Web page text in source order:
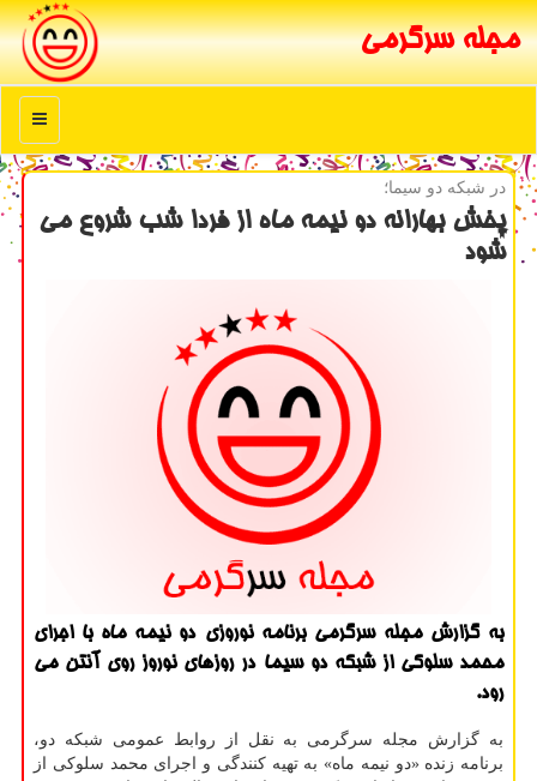
مجله سرگرمی
منو
در شبكه دو سیما؛
پخش بهارانه دو نیمه ماه از فردا شب شروع می
شود
به گزارش مجله سرگرمی برنامه نوروزی دو نیمه ماه با اجرای
محمد سلوكی از شبكه دو سیما در روزهای نوروز روی آنتن می
رود.
به گزارش مجله سرگرمی به نقل از روابط عمومی شبكه دو،
برنامه زنده «دو نیمه ماه» به تهیه كنندگی و اجرای محمد سلوكی از